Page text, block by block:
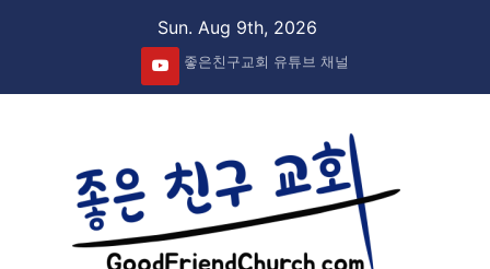
Sun. Aug 9th, 2026
좋은친구교회 유튜브 채널